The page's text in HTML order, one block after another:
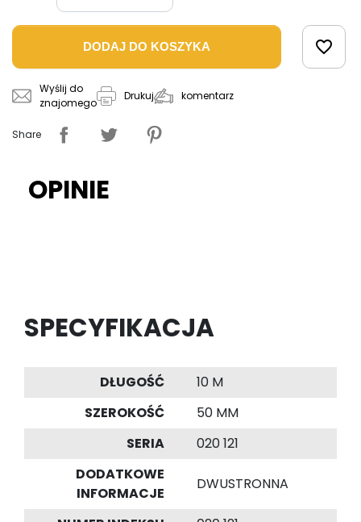
DODAJ DO KOSZYKA favorite_border
Wyślij do
znajomego
Drukuj komentarz
Share
OPINIE
SPECYFIKACJA
DŁUGOŚĆ
10 M
SZEROKOŚĆ
50 MM
SERIA
020 121
DODATKOWE
INFORMACJE
DWUSTRONNA